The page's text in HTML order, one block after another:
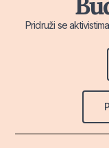
Pridruži se